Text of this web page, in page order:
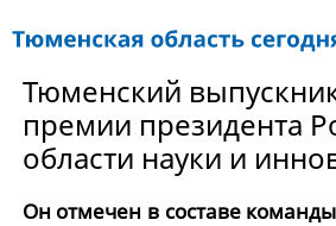
Тюменский
премии президента
области науки и
Он отмечен в составе